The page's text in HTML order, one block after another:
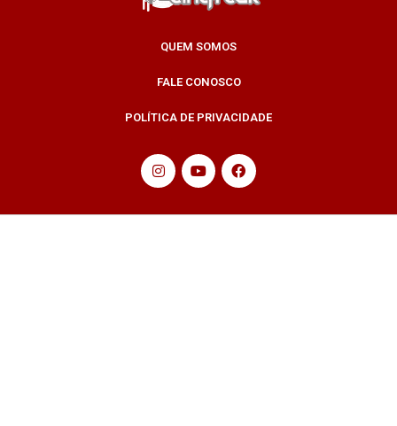
QUEM SOMOS
FALE CONOSCO
POLÍTICA DE PRIVACIDADE